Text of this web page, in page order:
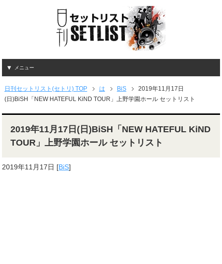
メニュー
日刊セットリスト(セトリ) TOP は BiS
2019年11月17日
(日)BiSH「NEW HATEFUL KiND TOUR」上野学園ホール セットリスト
2019年11月17日(日)BiSH「NEW HATEFUL KiND
TOUR」上野学園ホール セットリスト
2019年11月17日 [BiS]